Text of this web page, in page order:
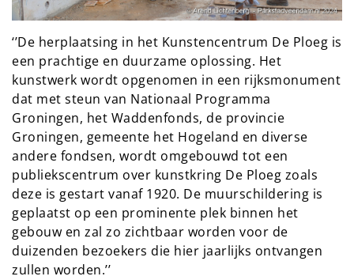
‘’De herplaatsing in het Kunstencentrum De Ploeg is
een prachtige en duurzame oplossing. Het
kunstwerk wordt opgenomen in een rijksmonument
dat met steun van Nationaal Programma
Groningen, het Waddenfonds, de provincie
Groningen, gemeente het Hogeland en diverse
andere fondsen, wordt omgebouwd tot een
publiekscentrum over kunstkring De Ploeg zoals
deze is gestart vanaf 1920. De muurschildering is
geplaatst op een prominente plek binnen het
gebouw en zal zo zichtbaar worden voor de
duizenden bezoekers die hier jaarlijks ontvangen
zullen worden.’’